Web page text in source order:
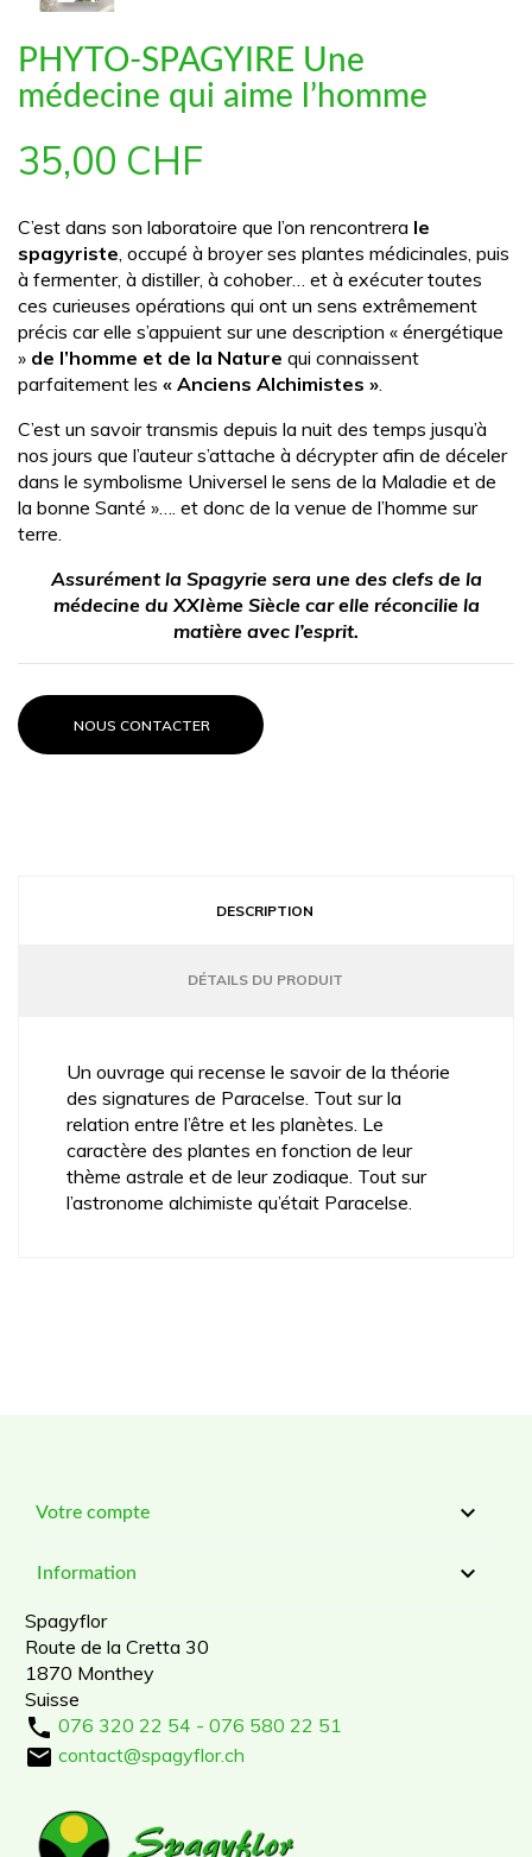
PHYTO-SPAGYIRE Une
médecine qui aime l’homme
35,00 CHF
C’est dans son laboratoire que l’on rencontrera le
spagyriste , occupé à broyer ses plantes médicinales, puis
à fermenter, à distiller, à cohober… et à exécuter toutes
ces curieuses opérations qui ont un sens extrêmement
précis car elle s’appuient sur une description « énergétique
» de l’homme et de la Nature qui connaissent
parfaitement les « Anciens Alchimistes »
C’est un savoir transmis depuis la nuit des temps jusqu’à
nos jours que l’auteur s’attache à décrypter afin de déceler
dans le symbolisme Universel le sens de la Maladie et de
la bonne Santé »…. et donc de la venue de l’homme sur
terre.
Assurément la Spagyrie sera une des clefs de la
médecine du XXIème Siècle car elle réconcilie la
matière avec l’esprit.
NOUS CONTACTER
DESCRIPTION
DÉTAILS DU PRODUIT
Un ouvrage qui recense le savoir de la théorie
des signatures de Paracelse. Tout sur la
relation entre l’être et les planètes. Le
caractère des plantes en fonction de leur
thème astrale et de leur zodiaque. Tout sur
l’astronome alchimiste qu’était Paracelse.
Spagyflor
Route de la Cretta 30
1870 Monthey
Suisse
 076 320 22 54 - 076 580 22 51
 contact@spagyflor.ch
Information 
Votre compte 